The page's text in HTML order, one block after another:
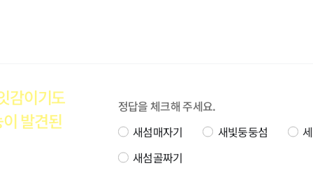
감이기도
발견된
정답을 체크해 주세요.
새섬매자기
새빛둥둥섬
새섬골짜기